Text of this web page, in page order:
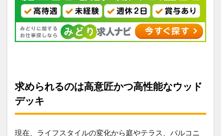
求められるのは高意匠かつ高性能なウッド
デッキ
現在、ライフスタイルの変化から庭やテラス、バルコニ